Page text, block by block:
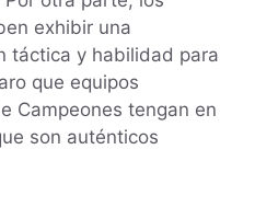
exhibir una
táctica y habilidad para
que equipos
Campeones tengan en
son auténticos